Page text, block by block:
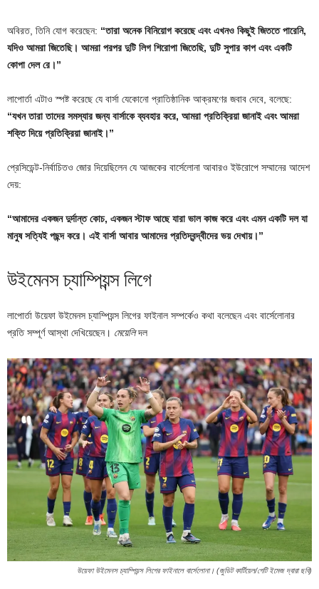
অবিরত, তিনি যোগ করেছেন: “তারা অনেক বিনিয়োগ করেছে এবং এখনও কিছুই জিততে পারেনি,
যদিও আমরা জিতেছি। আমরা পরপর দুটি লিগ শিরোপা জিতেছি, দুটি সুপার কাপ এবং একটি
কোপা দেল রে।”
লাপোর্তা এটাও স্পষ্ট করেছে যে বার্সা যেকোনো প্রাতিষ্ঠানিক আক্রমণের জবাব দেবে, বলেছে:
“যখন তারা তাদের সমস্যার জন্য বার্সাকে ব্যবহার করে, আমরা প্রতিক্রিয়া জানাই এবং আমরা
শক্তি দিয়ে প্রতিক্রিয়া জানাই।”
প্রেসিডেন্ট-নির্বাচিতও জোর দিয়েছিলেন যে আজকের বার্সেলোনা আবারও ইউরোপে সম্মানের আদেশ
দেয়:
“আমাদের একজন দুর্দান্ত কোচ, একজন স্টাফ আছে যারা ভাল কাজ করে এবং এমন একটি দল যা
মানুষ সত্যিই পছন্দ করে। এই বার্সা আবার আমাদের প্রতিদ্বন্দ্বীদের ভয় দেখায়।”
উইমেনস চ্যাম্পিয়ন্স লিগে
লাপোর্তা উয়েফা উইমেনস চ্যাম্পিয়ন্স লিগের ফাইনাল সম্পর্কেও কথা বলেছেন এবং বার্সেলোনার
প্রতি সম্পূর্ণ আস্থা দেখিয়েছেন। মেয়েলিদল
উয়েফা উইমেনস চ্যাম্পিয়ন্স লিগের ফাইনালে বার্সেলোনা। (জুডিট কার্টিয়েল/গেটি ইমেজ দ্বারা ছবি)